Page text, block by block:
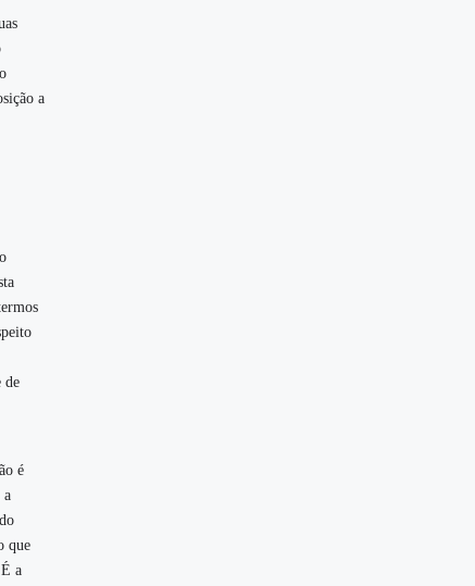
a
de
é
a
que
a